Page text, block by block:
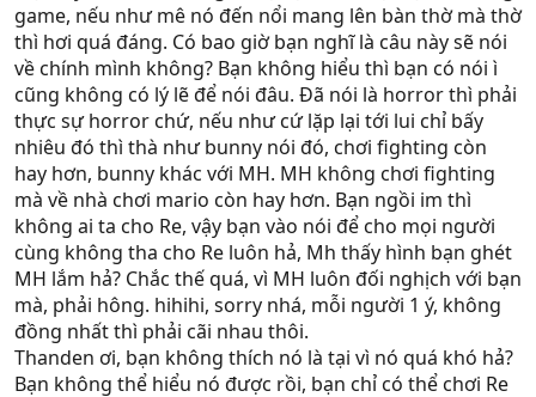
game, nếu như mê nó đến nổi mang lên bàn thờ mà thờ
thì hơi quá đáng. Có bao giờ bạn nghĩ là câu này sẽ nói
về chính mình không? Bạn không hiểu thì bạn có nói ì
cũng không có lý lẽ để nói đâu. Đã nói là horror thì phải
thực sự horror chứ, nếu như cứ lặp lại tới lui chỉ bấy
nhiêu đó thì thà như bunny nói đó, chơi fighting còn
hay hơn, bunny khác với MH. MH không chơi fighting
mà về nhà chơi mario còn hay hơn. Bạn ngồi im thì
không ai ta cho Re, vậy bạn vào nói để cho mọi người
cùng không tha cho Re luôn hả, Mh thấy hình bạn ghét
MH lắm hả? Chắc thế quá, vì MH luôn đối nghịch với bạn
mà, phải hông. hihihi, sorry nhá, mỗi người 1 ý, không
đồng nhất thì phải cãi nhau thôi.
Thanden ơi, bạn không thích nó là tại vì nó quá khó hả?
Bạn không thể hiểu nó được rồi, bạn chỉ có thể chơi Re